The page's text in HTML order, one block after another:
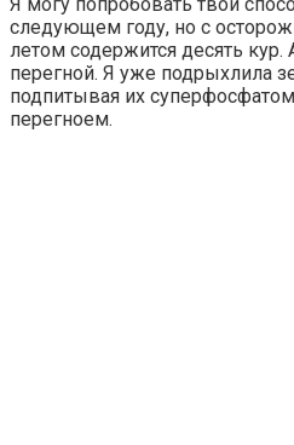
следующем году, но с
летом содержится десять кур.
перегной. Я уже подрыхлила
подпитывая их
перегноем.